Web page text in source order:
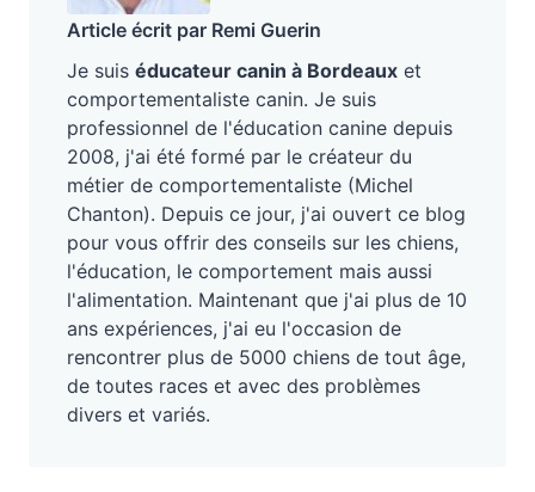
Article écrit par Remi Guerin
Je suis éducateur canin à Bordeaux et
comportementaliste canin. Je suis
professionnel de l'éducation canine depuis
2008, j'ai été formé par le créateur du
métier de comportementaliste (Michel
Chanton). Depuis ce jour, j'ai ouvert ce blog
pour vous offrir des conseils sur les chiens,
l'éducation, le comportement mais aussi
l'alimentation. Maintenant que j'ai plus de 10
ans expériences, j'ai eu l'occasion de
rencontrer plus de 5000 chiens de tout âge,
de toutes races et avec des problèmes
divers et variés.